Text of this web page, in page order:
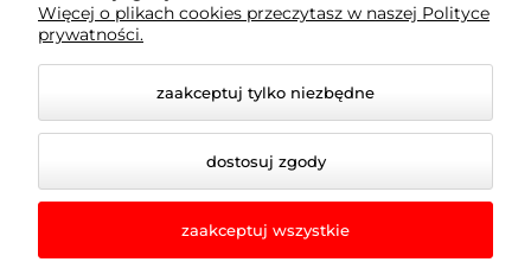
O nas
Więcej o plikach cookies przeczytasz w naszej Polityce
prywatności.
zaakceptuj tylko niezbędne
dostosuj zgody
zaakceptuj wszystkie